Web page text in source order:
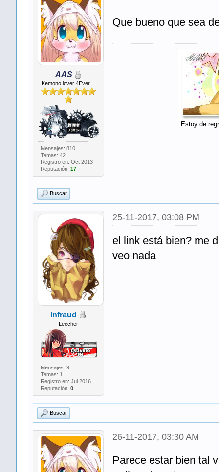
AAS
Kemono lover 4Ever ...
Mensajes: 810
Temas: 42
Registro en: Oct 2013
Reputación: 17
Que bueno que sea
Estoy de
Buscar
Infraud
Leecher
Mensajes: 9
Temas: 1
Registro en: Jul 2016
Reputación: 0
25-11-2017, 03:08 PM
el link está bien? me
veo nada
Buscar
26-11-2017, 03:30 AM
Parece estar bien tal